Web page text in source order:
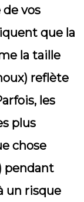
vos
que la
la taille
reflète
les
plus
chose
pendant
un risque